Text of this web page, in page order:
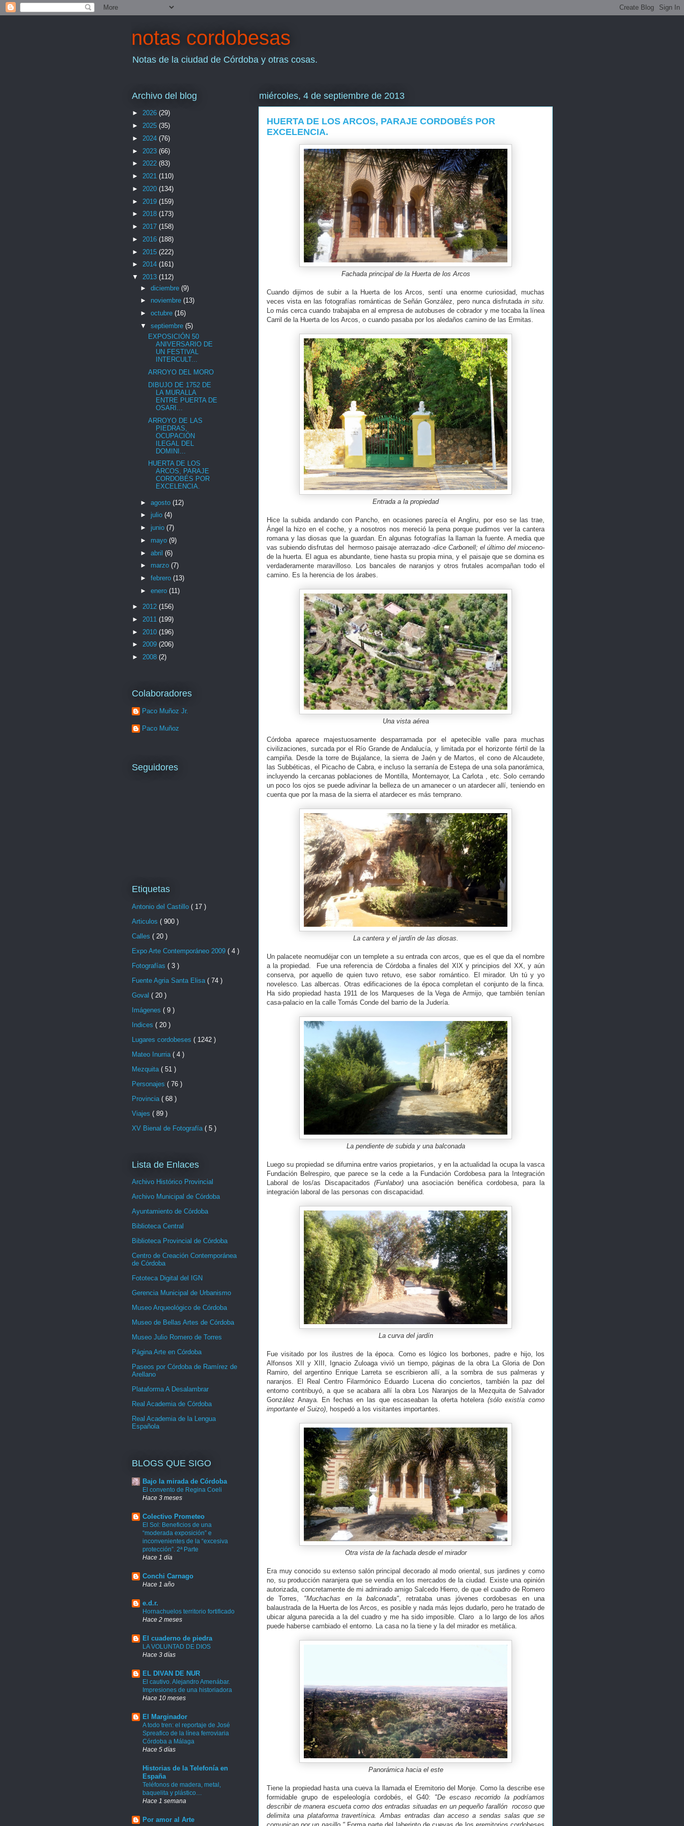
notas cordobesas
Notas de la ciudad de Córdoba y otras cosas.
miércoles, 4 de septiembre de 2013
HUERTA DE LOS ARCOS, PARAJE CORDOBÉS POR
EXCELENCIA.
Fachada principal de la Huerta de los Arcos
Cuando dijimos de subir a la Huerta de los Arcos, sentí una enorme curiosidad, muchas
veces vista en las fotografías románticas de Señán González, pero nunca disfrutadain situ.
Lo más cerca cuando trabajaba en al empresa de autobuses de cobrador y me tocaba la línea
Carril de la Huerta de los Arcos, o cuando pasaba por los aledaños camino de las Ermitas.
Entrada a la propiedad
Hice la subida andando con Pancho, en ocasiones parecía el Angliru, por eso se las trae,
Ángel la hizo en el coche, y a nosotros nos mereció la pena porque pudimos ver la cantera
romana y las diosas que la guardan. En algunas fotografías la llaman la fuente. A media que
vas subiendo disfrutas del hermoso paisaje aterrazado -dice Carbonell; el último del mioceno-
de la huerta. El agua es abundante, tiene hasta su propia mina, y el paisaje que se domina es
verdaderamente maravilloso. Los bancales de naranjos y otros frutales acompañan todo el
camino. Es la herencia de los árabes.
Una vista aérea
Córdoba aparece majestuosamente desparramada por el apetecible valle para muchas
civilizaciones, surcada por el Río Grande de Andalucía, y limitada por el horizonte fértil de la
campiña. Desde la torre de Bujalance, la sierra de Jaén y de Martos, el cono de Alcaudete,
las Subbéticas, el Picacho de Cabra, e incluso la serranía de Estepa de una sola panorámica,
incluyendo la cercanas poblaciones de Montilla, Montemayor, La Carlota , etc. Solo cerrando
un poco los ojos se puede adivinar la belleza de un amanecer o un atardecer allí, teniendo en
cuenta que por la masa de la sierra el atardecer es más temprano.
La cantera y el jardín de las diosas.
Un palacete neomudéjar con un templete a su entrada con arcos, que es el que da el nombre
a la propiedad. Fue una referencia de Córdoba a finales del XIX y principios del XX, y aún
conserva, por aquello de quien tuvo retuvo, ese sabor romántico. El mirador. Un tú y yo
novelesco. Las albercas. Otras edificaciones de la época completan el conjunto de la finca.
Ha sido propiedad hasta 1911 de los Marqueses de la Vega de Armijo, que también tenían
casa-palacio en la calle Tomás Conde del barrio de la Judería.
La pendiente de subida y una balconada
Luego su propiedad se difumina entre varios propietarios, y en la actualidad la ocupa la vasca
Fundación Belrespiro, que parece se la cede a la Fundación Cordobesa para la Integración
Laboral de los/as Discapacitados (Funlabor)una asociación benéfica cordobesa, para la
integración laboral de las personas con discapacidad.
La curva del jardín
Fue visitado por los ilustres de la época. Como es lógico los borbones, padre e hijo, los
Alfonsos XII y XIII, Ignacio Zuloaga vivió un tiempo, páginas de la obra La Gloria de Don
Ramiro, del argentino Enrique Larreta se escribieron allí, a la sombra de sus palmeras y
naranjos. El Real Centro Filarmónico Eduardo Lucena dio conciertos, también la paz del
entorno contribuyó, a que se acabara allí la obra Los Naranjos de la Mezquita de Salvador
González Anaya. En fechas en las que escaseaban la oferta hotelera (sólo existía como
importante el Suizo), hospedó a los visitantes importantes.
Otra vista de la fachada desde el mirador
Era muy conocido su extenso salón principal decorado al modo oriental, sus jardines y como
no, su producción naranjera que se vendía en los mercados de la ciudad. Existe una opinión
autorizada, concretamente de mi admirado amigo Salcedo Hierro, de que el cuadro de Romero
de Torres, "Muchachas en la balconada", retrataba unas jóvenes cordobesas en una
balaustrada de la Huerta de los Arcos, es posible y nada más lejos dudarlo, pero he tratado de
ubicar alguna parecida a la del cuadro y me ha sido imposible. Claro a lo largo de los años
puede haberse cambiado el entorno. La casa no la tiene y la del mirador es metálica.
Panorámica hacia el este
Tiene la propiedad hasta una cueva la llamada el Eremitorio del Monje. Como la describe ese
formidable grupo de espeleología cordobés, el G40: "De escaso recorrido la podríamos
describir de manera escueta como dos entradas situadas en un pequeño farallón rocoso que
delimita una plataforma travertínica. Ambas entradas dan acceso a sendas salas que se
Archivo del blog
► 2026 (29)
► 2025 (35)
► 2024 (76)
► 2023 (66)
► 2022 (83)
► 2021 (110)
► 2020 (134)
► 2019 (159)
► 2018 (173)
► 2017 (158)
► 2016 (188)
► 2015 (222)
► 2014 (161)
▼ 2013 (112)
► diciembre (9)
► noviembre (13)
► octubre (16)
▼ septiembre (5)
EXPOSICIÓN 50
ANIVERSARIO DE
UN FESTIVAL
INTERCULT...
ARROYO DEL MORO
DIBUJO DE 1752 DE
LA MURALLA
ENTRE PUERTA DE
OSARI...
ARROYO DE LAS
PIEDRAS,
OCUPACIÓN
ILEGAL DEL
DOMINI...
HUERTA DE LOS
ARCOS, PARAJE
CORDOBÉS POR
EXCELENCIA.
► agosto (12)
► julio (4)
► junio (7)
► mayo (9)
► abril (6)
► marzo (7)
► febrero (13)
► enero (11)
► 2012 (156)
► 2011 (199)
► 2010 (196)
► 2009 (206)
► 2008 (2)
Colaboradores
Paco Muñoz Jr.
Paco Muñoz
Seguidores
Etiquetas
Antonio del Castillo ( 17 )
Articulos ( 900 )
Calles ( 20 )
Expo Arte Contemporáneo 2009 ( 4 )
Fotografías ( 3 )
Fuente Agria Santa Elisa ( 74 )
Goval ( 20 )
Imágenes ( 9 )
Indices ( 20 )
Lugares cordobeses ( 1242 )
Mateo Inurria ( 4 )
Mezquita ( 51 )
Personajes ( 76 )
Provincia ( 68 )
Viajes ( 89 )
XV Bienal de Fotografía ( 5 )
Lista de Enlaces
Archivo Histórico Provincial
Archivo Municipal de Córdoba
Ayuntamiento de Córdoba
Biblioteca Central
Biblioteca Provincial de Córdoba
Centro de Creación Contemporánea
de Córdoba
Fototeca Digital del IGN
Gerencia Municipal de Urbanismo
Museo Arqueológico de Córdoba
Museo de Bellas Artes de Córdoba
Museo Julio Romero de Torres
Página Arte en Córdoba
Paseos por Córdoba de Ramírez de
Arellano
Plataforma A Desalambrar
Real Academia de Córdoba
Real Academia de la Lengua
Española
BLOGS QUE SIGO
Bajo la mirada de Córdoba
El convento de Regina Coeli
Hace 3 meses
Colectivo Prometeo
El Sol: Beneficios de una
“moderada exposición” e
inconvenientes de la “excesiva
protección”. 2ª Parte
Hace 1 día
Conchi Carnago
Hace 1 año
e.d.r.
Hornachuelos territorio fortificado
Hace 2 meses
El cuaderno de piedra
LA VOLUNTAD DE DIOS
Hace 3 días
EL DIVAN DE NUR
El cautivo. Alejandro Amenábar.
Impresiones de una historiadora
Hace 10 meses
El Marginador
A todo tren: el reportaje de José
Spreafico de la línea ferroviaria
Córdoba a Málaga
Hace 5 días
Historias de la Telefonía en
España
Teléfonos de madera, metal,
baquelita y plástico…
Hace 1 semana
Por amor al Arte